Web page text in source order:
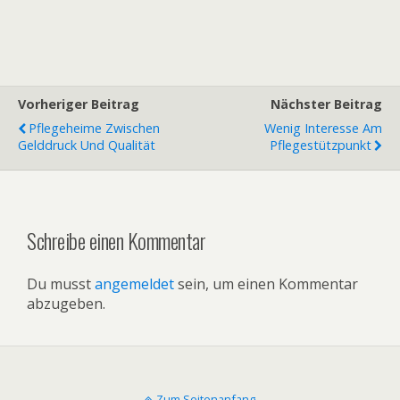
Vorheriger Beitrag
Pflegeheime Zwischen
Gelddruck Und Qualität
Nächster Beitrag
Wenig Interesse Am
Pflegestützpunkt
Schreibe einen Kommentar
Du musstangemeldetsein, um einen Kommentar
abzugeben.